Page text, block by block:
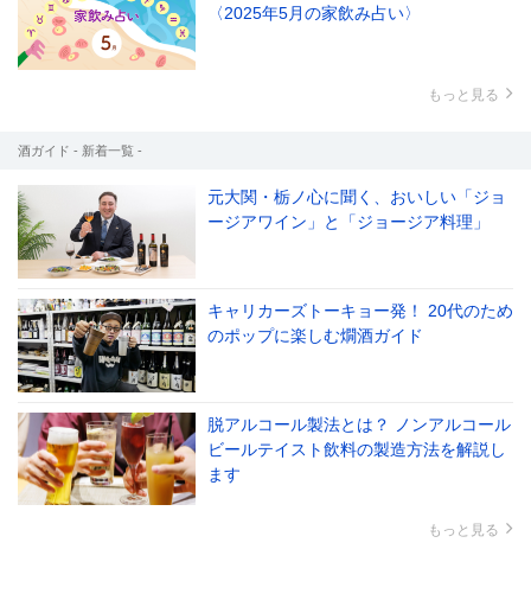
〈2025年5月の家飲み占い〉
もっと見る
酒ガイド - 新着一覧 -
元大関・栃ノ心に聞く、おいしい「ジョ
ージアワイン」と「ジョージア料理」
キャリカーズトーキョー発！ 20代のため
のポップに楽しむ燗酒ガイド
脱アルコール製法とは？ ノンアルコール
ビールテイスト飲料の製造方法を解説し
ます
もっと見る